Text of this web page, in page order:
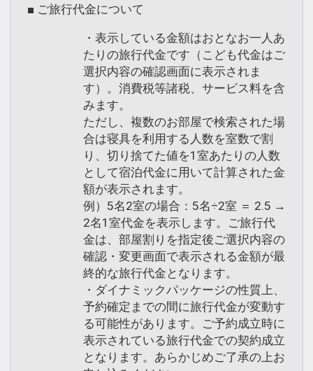
■ ご旅行代金について
・表示している金額はおとなお一人あ
たりの旅行代金です（こども代金はご
選択内容の確認画面に表示されま
す）。消費税等諸税、サービス料を含
みます。
ただし、複数のお部屋で検索された場
合は寝具を利用する人数を室数で割
り、切り捨てた値を1室あたりの人数
として宿泊代金に用いて計算された金
額が表示されます。
例）5名2室の場合：5名÷2室 ＝ 2.5 →
2名1室代金を表示します。ご旅行代
金は、部屋割りを指定後ご選択内容の
確認・変更画面で表示される金額が最
終的な旅行代金となります。
・ダイナミックパッケージの性質上、
予約確定までの間に旅行代金が変動す
る可能性があります。ご予約成立時に
表示されている旅行代金での契約成立
となります。あらかじめご了承の上お